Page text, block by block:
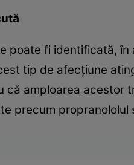
poate fi identificată,
tip de afecţiune
că amploarea
precum propranololul